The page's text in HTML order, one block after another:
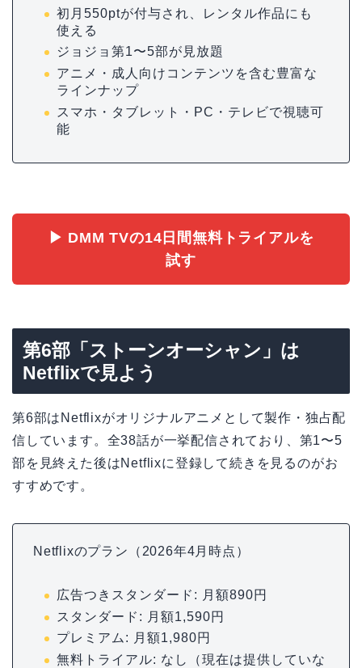
初月550ptが付与され、レンタル作品にも
使える
ジョジョ第1〜5部が見放題
アニメ・成人向けコンテンツを含む豊富な
ラインナップ
スマホ・タブレット・PC・テレビで視聴可
能
▶ DMM TVの14日間無料トライアルを
試す
第6部「ストーンオーシャン」は
Netflixで見よう
第6部はNetflixがオリジナルアニメとして製作・独占配
信しています。全38話が一挙配信されており、第1〜5
部を見終えた後はNetflixに登録して続きを見るのがお
すすめです。
Netflixのプラン（2026年4月時点）
広告つきスタンダード: 月額890円
スタンダード: 月額1,590円
プレミアム: 月額1,980円
無料トライアル: なし（現在は提供していな